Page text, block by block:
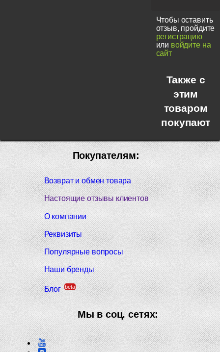
Чтобы оставить
отзыв, пройдите
регистрацию
или войдите на
сайт
Также с
этим
товаром
покупают
Покупателям:
Возврат и обмен товара
Настоящие отзывы клиентов
О компании
Реквизиты
Популярные вопросы
Наши бренды
Блог beta
Мы в соц. сетях: